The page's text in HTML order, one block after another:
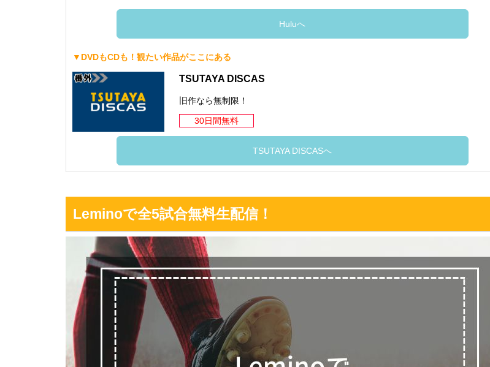
Huluへ
▼DVDもCDも！観たい作品がここにある
TSUTAYA DISCAS
旧作なら無制限！
30日間無料
TSUTAYA DISCASへ
Leminoで全5試合無料生配信！